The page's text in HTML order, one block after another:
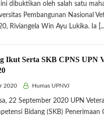
dibuktikan oleh salah satu
Pembangunan Nasional
Riviangela Win Ayu Lukika. Ia
Ikut Serta SKB CPNS UPN
2020 Humas UPNVJ
22 September 2020 UPN
Bidang (SKB) Penerimaan